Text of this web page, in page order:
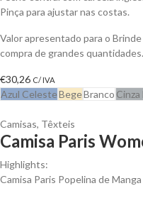
Pinça para ajustar nas costas.
Valor apresentado para o
compra de grandes quantidades.
€30,26 C/ IVA
Azul CelesteBegeBranco Cinza
Camisas, Têxteis
Camisa Paris
Highlights:
Camisa Paris Popelina de